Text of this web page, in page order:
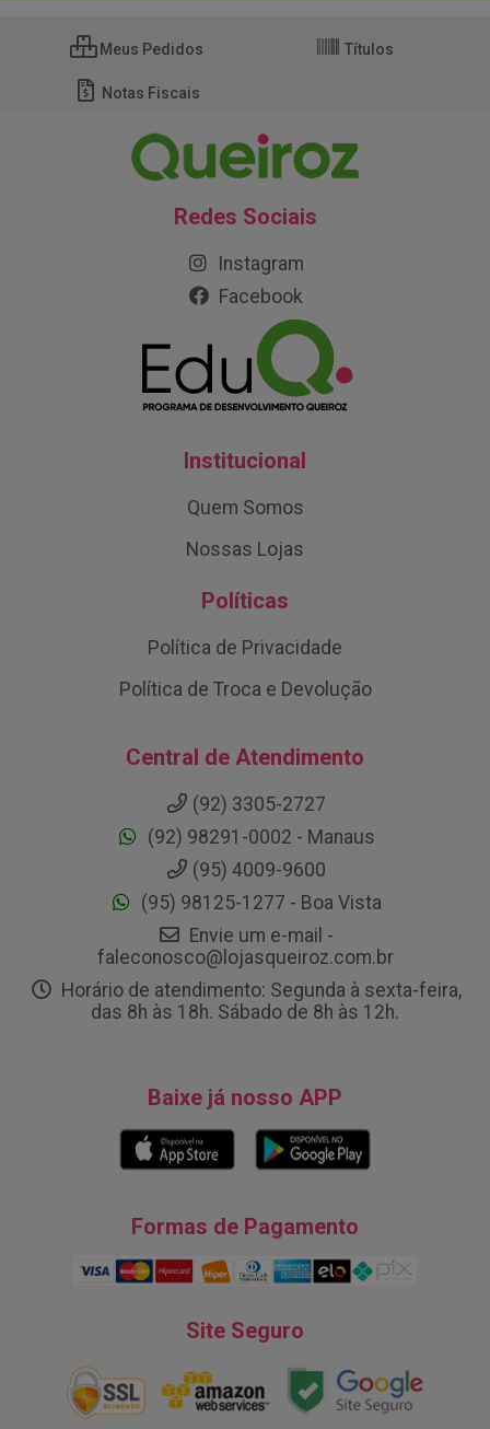
Meus Pedidos Títulos
Notas Fiscais
Redes Sociais
Instagram
Facebook
Institucional
Quem Somos
Nossas Lojas
Políticas
Política de Privacidade
Política de Troca e Devolução
Central de Atendimento
(92) 3305-2727
(92) 98291-0002 - Manaus
(95) 4009-9600
(95) 98125-1277 - Boa Vista
Envie um e-mail -
faleconosco@lojasqueiroz.com.br
Horário de atendimento: Segunda à sexta-feira,
das 8h às 18h. Sábado de 8h às 12h.
Baixe já nosso APP
Formas de Pagamento
Site Seguro